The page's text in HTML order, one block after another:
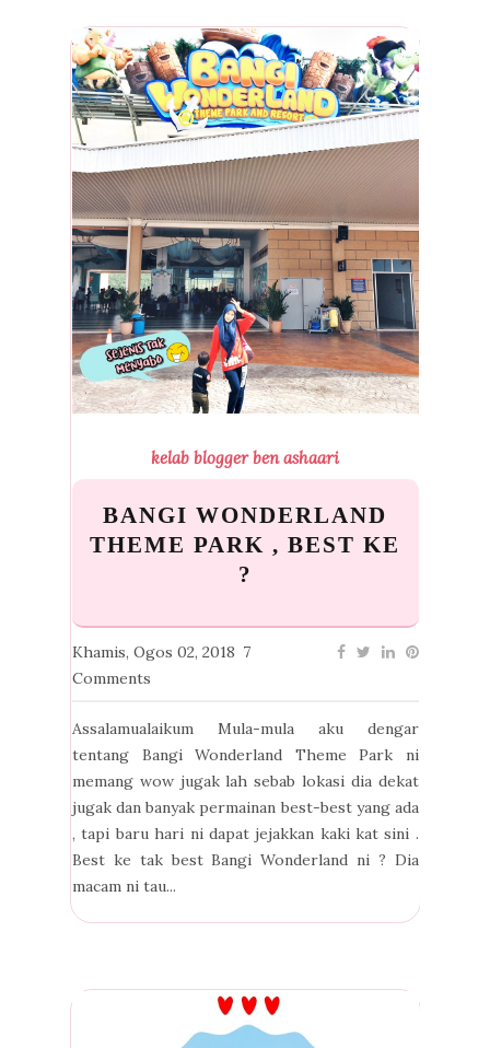
kelab blogger ben ashaari
BANGI WONDERLAND
THEME PARK , BEST KE
?
Khamis, Ogos 02, 2018 7
Comments
Assalamualaikum Mula-mula aku dengar
tentang Bangi Wonderland Theme Park ni
memang wow jugak lah sebab lokasi dia dekat
jugak dan banyak permainan best-best yang ada
, tapi baru hari ni dapat jejakkan kaki kat sini .
Best ke tak best Bangi Wonderland ni ? Dia
macam ni tau...